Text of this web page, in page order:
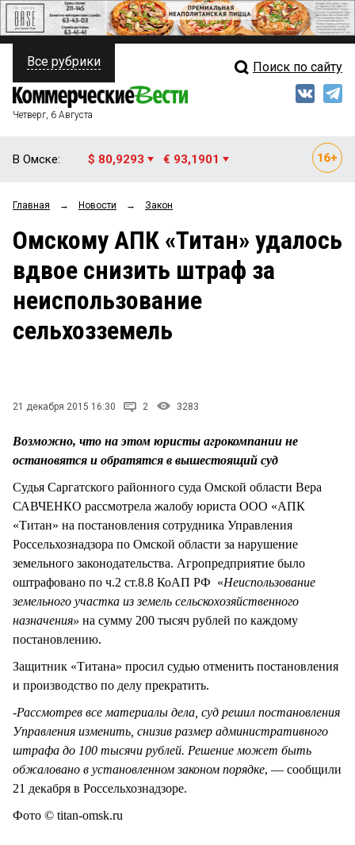
ПОЛИТИКА
ФИНАНСЫ
ОБЩЕСТВО
ЗАКОН
НОВОСТИ КОМПАНИЙ
Свежий выпуск
Рейтинги
Блоги
Все рубрики Поиск по сайту
Четверг, 6 Августа
В Омске: $ 80,9293 € 93,1901
Главная → Новости → Закон
Омскому АПК «Титан» удалось
вдвое снизить штраф за
неиспользование
сельхозземель
21 декабря 2015 16:30 2 3283
Возможно, что на этом юристы агрокомпании не
остановятся и обратятся в вышестоящий суд
Судья Саргатского районного суда Омской области Вера
САВЧЕНКО рассмотрела жалобу юриста ООО «АПК
«Титан» на постановления сотрудника Управления
Россельхознадзора по Омской области за нарушение
земельного законодательства. Агропредприятие было
оштрафовано по ч.2 ст.8.8 КоАП РФ «Неиспользование
земельного участка из земель сельскохозяйственного
назначения» на сумму 200 тысяч рублей по каждому
постановлению.
Защитник «Титана» просил судью отменить постановления
и производство по делу прекратить.
-Рассмотрев все материалы дела, суд решил постановления
Управления изменить, снизив размер административного
штрафа до 100 тысячи рублей. Решение может быть
обжаловано в установленном законом порядке, — сообщили
21 декабря в Россельхознадзоре.
Фото © titan-omsk.ru